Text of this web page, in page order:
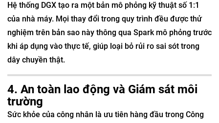
Hệ thống DGX tạo ra một bản mô phỏng kỹ thuật số 1:1
của nhà máy. Mọi thay đổi trong quy trình đều được thử
nghiệm trên bản sao này thông qua Spark mô phỏng trước
khi áp dụng vào thực tế, giúp loại bỏ rủi ro sai sót trong
dây chuyền thật.
4. An toàn lao động và Giám sát môi
trường
Sức khỏe của công nhân là ưu tiên hàng đầu trong Công